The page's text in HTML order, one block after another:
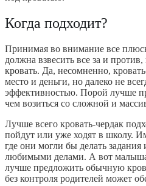
Когда подходит?
Принимая во внимание все
должна взвесить все за и
кровать. Да, несомненно,
место и деньги, но далеко не
эффективностью. Порой лучше
чем возиться со сложной и
Лучше всего кровать-чердак
пойдут или уже ходят в школу.
где они могли бы делать задания
любимыми делами. А вот
лучше предложить обычную
без контроля родителей может